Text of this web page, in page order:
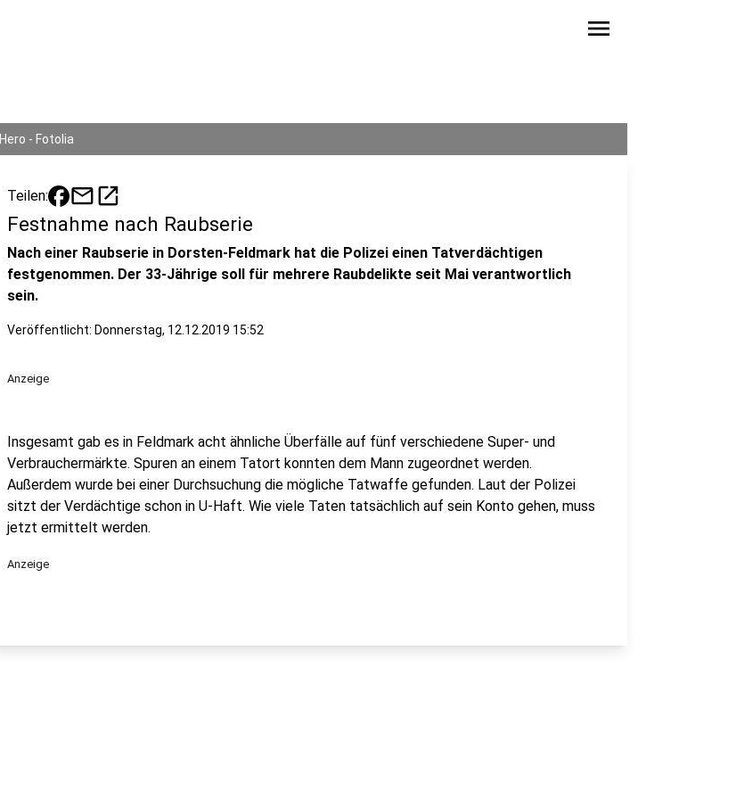
menu
Hero - Fotolia
Teilen: mailopen_in_new
Festnahme nach Raubserie
Nach einer Raubserie in Dorsten-Feldmark hat die Polizei einen Tatverdächtigen
festgenommen. Der 33-Jährige soll für mehrere Raubdelikte seit Mai verantwortlich
sein.
Veröffentlicht: Donnerstag, 12.12.2019 15:52
Anzeige
Insgesamt gab es in Feldmark acht ähnliche Überfälle auf fünf verschiedene Super- und
Verbrauchermärkte. Spuren an einem Tatort konnten dem Mann zugeordnet werden.
Außerdem wurde bei einer Durchsuchung die mögliche Tatwaffe gefunden. Laut der Polizei
sitzt der Verdächtige schon in U-Haft. Wie viele Taten tatsächlich auf sein Konto gehen, muss
jetzt ermittelt werden.
Anzeige